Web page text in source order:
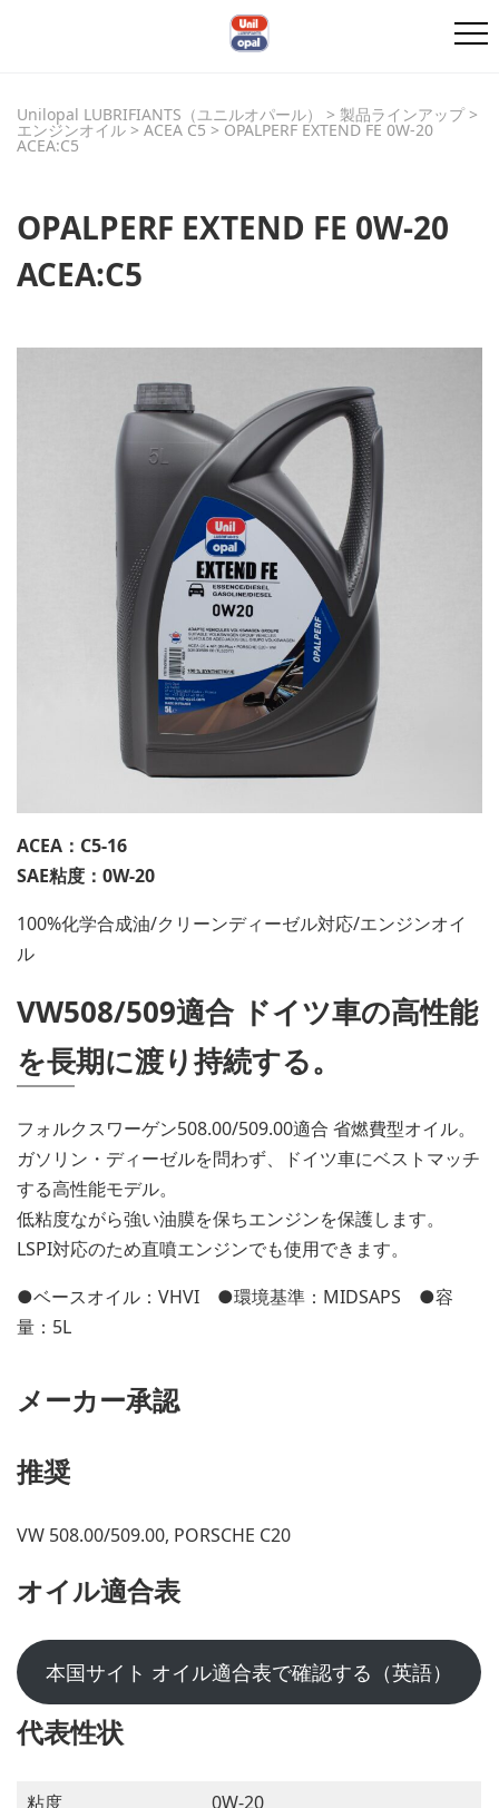
Unilopal LUBRIFIANTS（ユニルオパール） > 製品ラインアップ>
エンジンオイル > ACEA C5 > OPALPERF EXTEND FE 0W-20
ACEA:C5
OPALPERF EXTEND FE 0W-20
ACEA:C5
ACEA：C5-16
SAE粘度：0W-20
100%化学合成油/クリーンディーゼル対応/エンジンオイ
ル
VW508/509適合 ドイツ車の高性能
を長期に渡り持続する。
フォルクスワーゲン508.00/509.00適合 省燃費型オイル。
ガソリン・ディーゼルを問わず、ドイツ車にベストマッチ
する高性能モデル。
低粘度ながら強い油膜を保ちエンジンを保護します。
LSPI対応のため直噴エンジンでも使用できます。
●ベースオイル：VHVI ●環境基準：MIDSAPS ●容
量：5L
メーカー承認
推奨
VW 508.00/509.00, PORSCHE C20
オイル適合表
本国サイト オイル適合表で確認する（英語）
代表性状
粘度 0W-20